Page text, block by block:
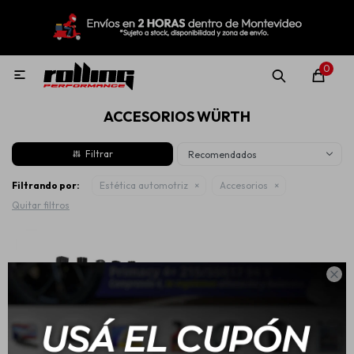

0

ACCESORIOS WÜRTH
Recomendados
Filtrando por: Estética automotriz
Accesorios
Quitar filtros
MI CUENTA
Nuevo! Rolling Repuestos
Llantas